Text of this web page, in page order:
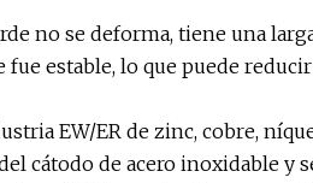
no se deforma, tiene una
estable, lo que puede
EW/ER de zinc, cobre,
cátodo de acero inoxidable y